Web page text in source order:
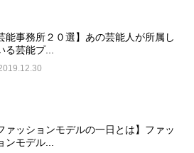
能事務所２０選】あの芸能人が所属し
る芸能プ...
ァッションモデルの一日とは】ファッ
ンモデル...